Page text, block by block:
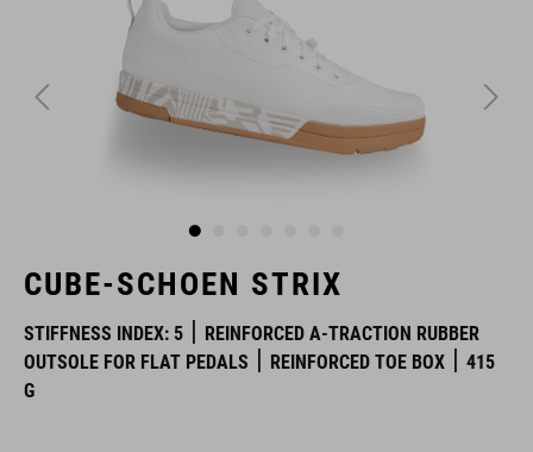
CUBE-SCHOEN STRIX
STIFFNESS INDEX: 5
REINFORCED A-TRACTION RUBBER
OUTSOLE FOR FLAT PEDALS
REINFORCED TOE BOX
415
G